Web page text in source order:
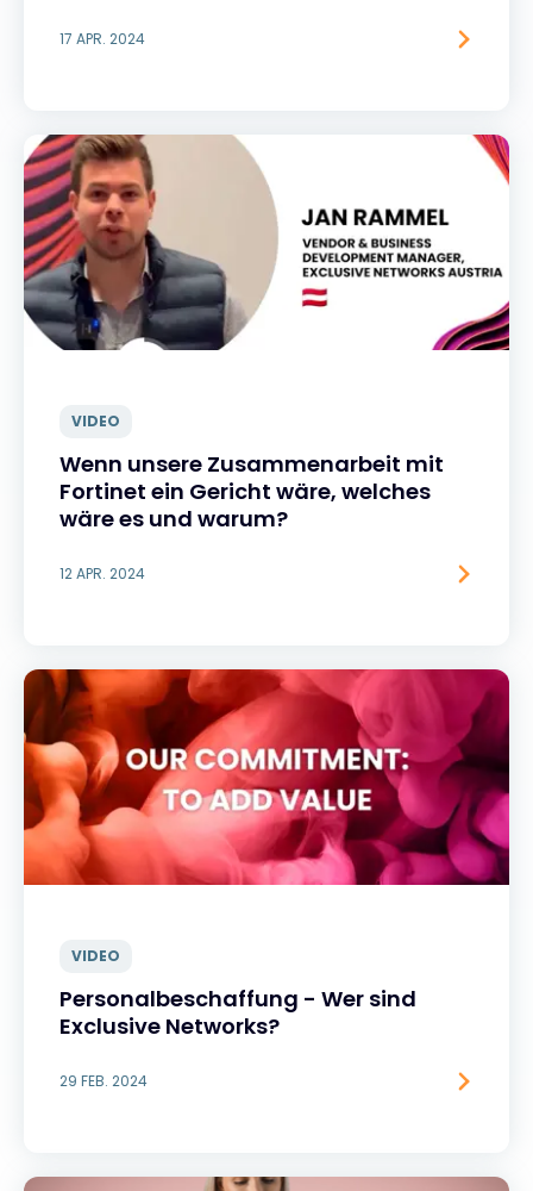
17 APR. 2024
VIDEO
Wenn unsere Zusammenarbeit mit
Fortinet ein Gericht wäre, welches
wäre es und warum?
12 APR. 2024
VIDEO
Personalbeschaffung - Wer sind
Exclusive Networks?
29 FEB. 2024